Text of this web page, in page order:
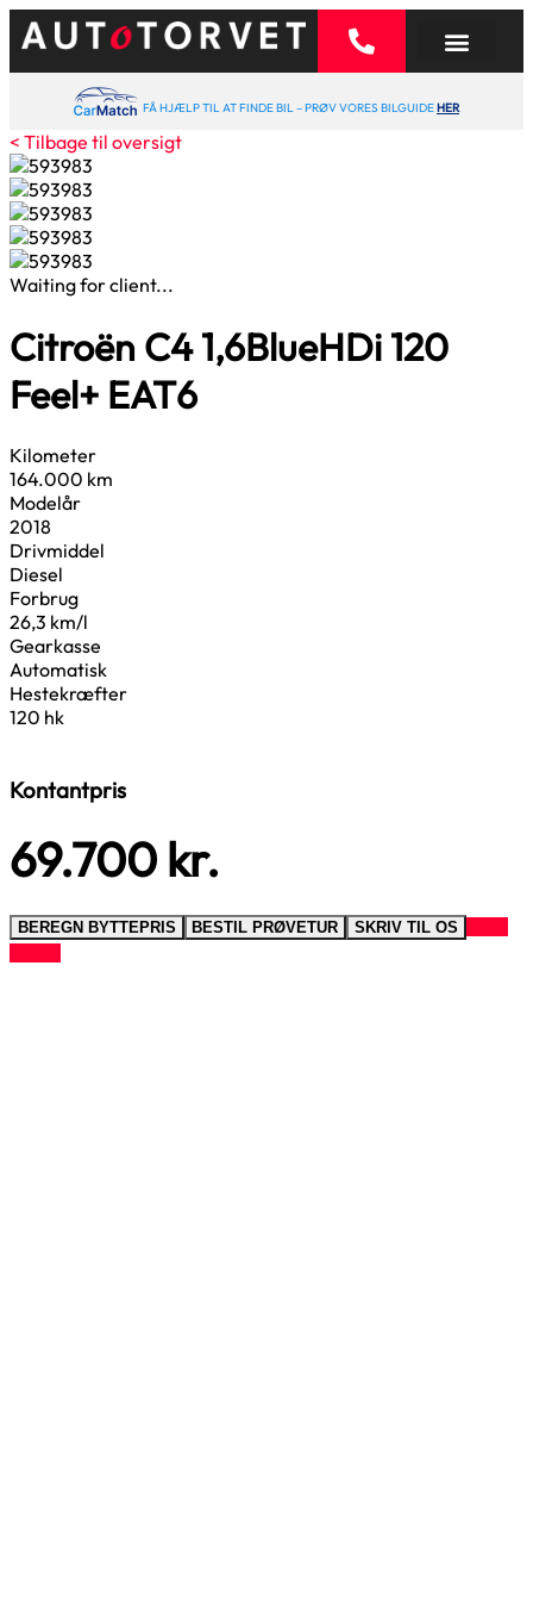
FÅ HJÆLP TIL AT FINDE BIL – PRØV VORES BILGUIDEHER
< Tilbage til oversigt
Waiting for client...
Citroën C41,6BlueHDi 120
Feel+ EAT6
Kilometer
164.000 km
Modelår
2018
Drivmiddel
Diesel
Forbrug
26,3 km/l
Gearkasse
Automatisk
Hestekræfter
120 hk
Kontantpris
69.700 kr.
BEREGN BYTTEPRIS BESTIL PRØVETUR SKRIV TIL OS